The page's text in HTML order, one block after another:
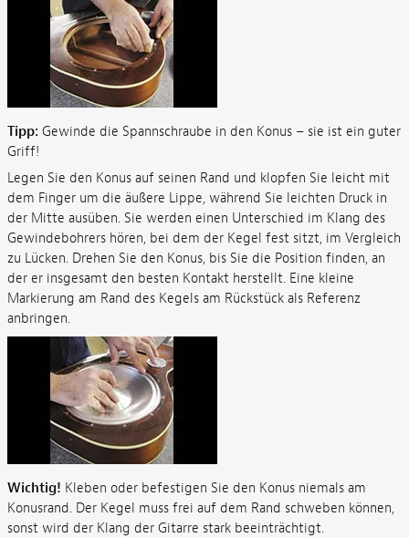
Tipp: Gewinde die Spannschraube in den Konus – sie ist ein guter
Griff!
Legen Sie den Konus auf seinen Rand und klopfen Sie leicht mit
dem Finger um die äußere Lippe, während Sie leichten Druck in
der Mitte ausüben. Sie werden einen Unterschied im Klang des
Gewindebohrers hören, bei dem der Kegel fest sitzt, im Vergleich
zu Lücken. Drehen Sie den Konus, bis Sie die Position finden, an
der er insgesamt den besten Kontakt herstellt. Eine kleine
Markierung am Rand des Kegels am Rückstück als Referenz
anbringen.
Wichtig! Kleben oder befestigen Sie den Konus niemals am
Konusrand. Der Kegel muss frei auf dem Rand schweben können,
sonst wird der Klang der Gitarre stark beeinträchtigt.